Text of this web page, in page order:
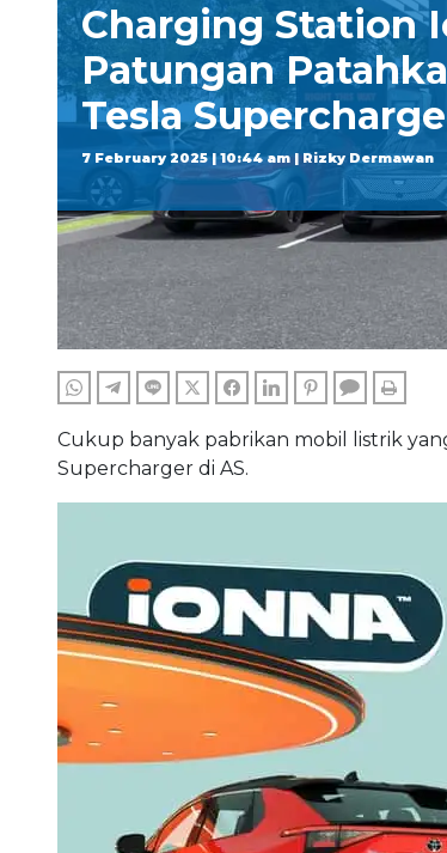
Charging Station
Patungan
Tesla
7 February 2025 | 10:44 am | Rizky Dermawan
WHATSAPPTELEGRAM
LINE TWITTERFACEBOOKLINKEDINPINTERESTCOMMENTS
Cukup banyak pabrikan mobil listrik
Supercharger di AS.